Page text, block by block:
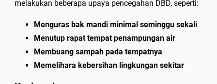
melakukan beberapa upaya pencegahan DBD, seperti:
Menguras bak mandi minimal seminggu sekali
Menutup rapat tempat penampungan air
Membuang sampah pada tempatnya
Memelihara kebersihan lingkungan sekitar